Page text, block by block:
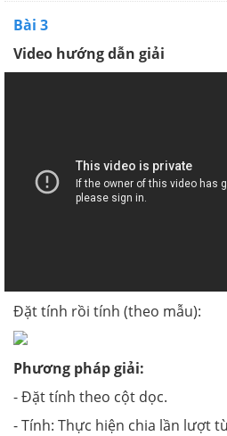
Bài 3
Video hướng dẫn giải
Đặt tính rồi tính (theo mẫu):
Phương pháp giải:
- Đặt tính theo cột dọc.
- Tính: Thực hiện chia lần lượt